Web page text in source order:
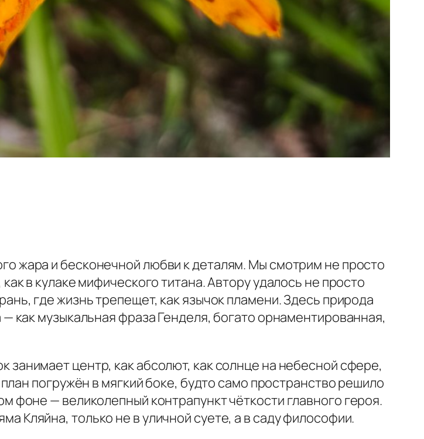
жара и бесконечной любви к деталям. Мы смотрим не просто
в кулаке мифического титана. Автору удалось не просто
где жизнь трепещет, как язычок пламени. Здесь природа
как музыкальная фраза Генделя, богато орнаментированная,
занимает центр, как абсолют, как солнце на небесной сфере,
погружён в мягкий боке, будто само пространство решило
фоне — великолепный контрапункт чёткости главного героя.
Кляйна, только не в уличной суете, а в саду философии.